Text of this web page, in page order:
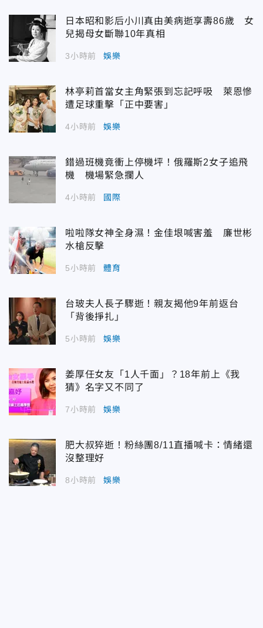
日本昭和影后小川真由美病逝享壽86歲 女
兒揭母女斷聯10年真相
3小時前 娛樂
林亭莉首當女主角緊張到忘記呼吸 萊恩慘
遭足球重擊「正中要害」
4小時前 娛樂
錯過班機竟衝上停機坪！俄羅斯2女子追飛
機 機場緊急攔人
4小時前 國際
啦啦隊女神全身濕！金佳垠喊害羞 廉世彬
水槍反擊
5小時前 體育
台玻夫人長子驟逝！親友揭他9年前返台
「背後掙扎」
5小時前 娛樂
姜厚任女友「1人千面」？18年前上《我
猜》名字又不同了
7小時前 娛樂
肥大叔猝逝！粉絲團8/11直播喊卡：情緒還
沒整理好
8小時前 娛樂